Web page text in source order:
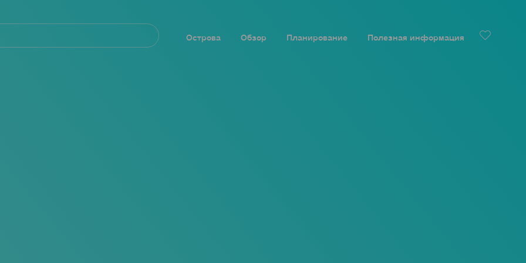
principalОстрова Обзор Планирование Полезная информация